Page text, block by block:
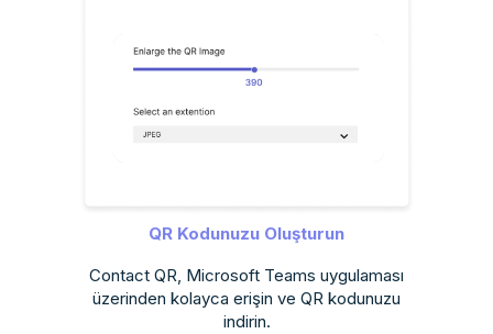
QR Kodunuzu Oluşturun
Contact QR, Microsoft Teams uygulaması
üzerinden kolayca erişin ve QR kodunuzu
indirin.